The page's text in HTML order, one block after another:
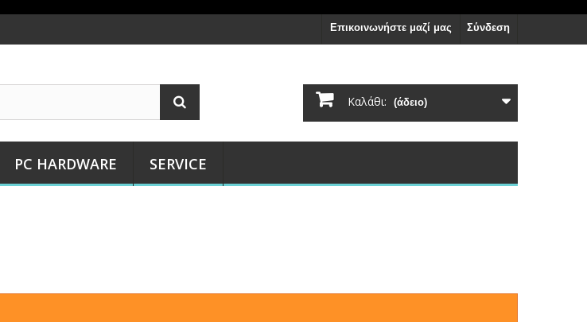
Σύνδεση
Επικοινωνήστε μαζί μας
Καλάθι: (άδειο)
PC HARDWARE SERVICE